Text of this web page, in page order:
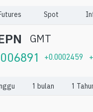
Spot
GMT
+0.0002459 +
1 bulan 1